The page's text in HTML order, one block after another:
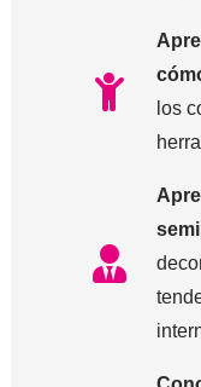
los